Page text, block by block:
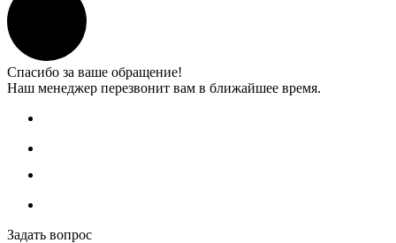
Спасибо за ваше обращение!
Наш менеджер перезвонит вам в ближайшее время.
Задать вопрос